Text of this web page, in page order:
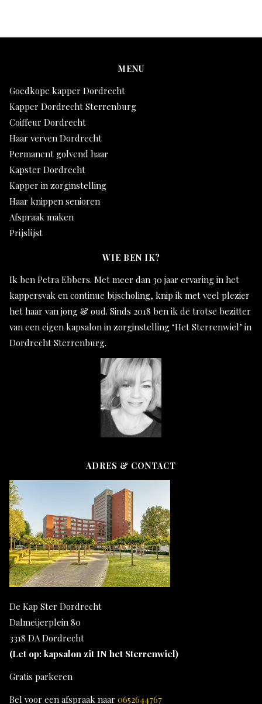
MENU
Goedkope kapper Dordrecht
Kapper Dordrecht Sterrenburg
Coiffeur Dordrecht
Haar verven Dordrecht
Permanent golvend haar
Kapster Dordrecht
Kapper in zorginstelling
Haar knippen senioren
Afspraak maken
Prijslijst
WIE BEN IK?
Ik ben Petra Ebbers. Met meer dan 30 jaar ervaring in het
kappersvak en continue bijscholing, knip ik met veel plezier
het haar van jong & oud. Sinds 2018 ben ik de trotse bezitter
van een eigen kapsalon in zorginstelling ‘Het Sterrenwiel’ in
Dordrecht Sterrenburg.
ADRES & CONTACT
De Kap Ster Dordrecht
Dalmeijerplein 80
3318 DA Dordrecht
(Let op: kapsalon zit IN het Sterrenwiel)
Gratis parkeren
Bel voor een afspraak naar 0652644767